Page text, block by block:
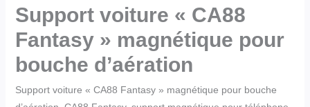
Support voiture « CA88
Fantasy » magnétique pour
bouche d’aération
Support voiture « CA88 Fantasy » magnétique pour bouche